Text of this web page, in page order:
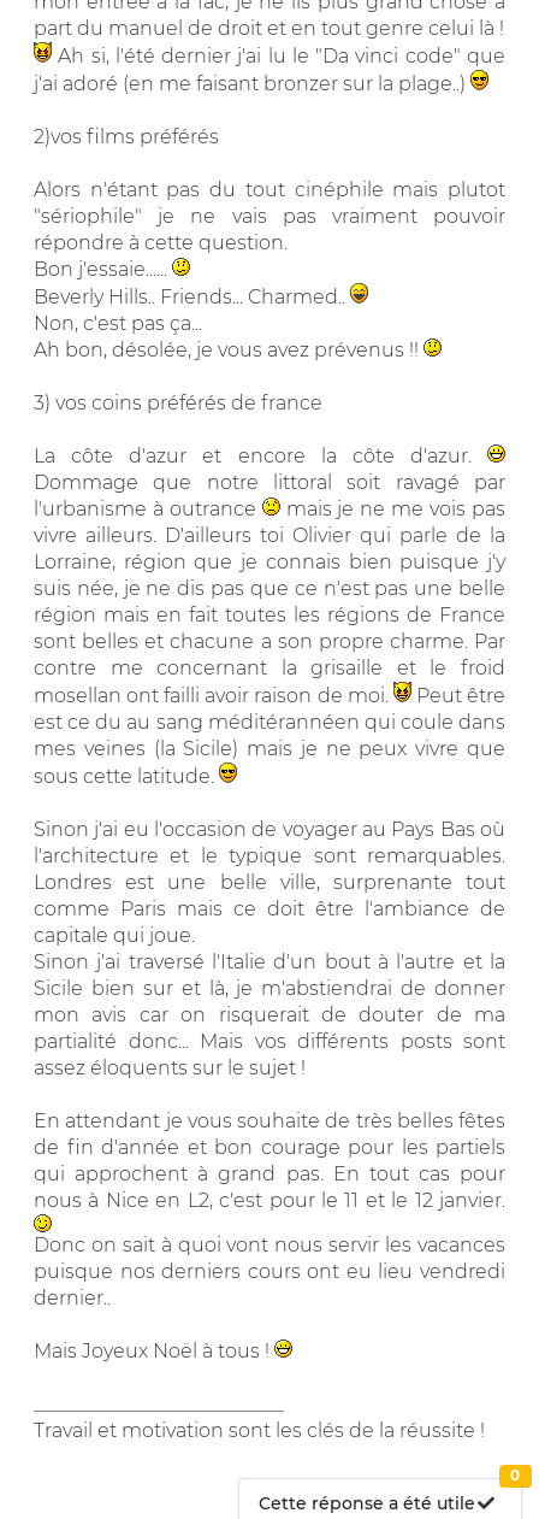
part du manuel de droit et en tout genre celui là !
Ah si, l'été dernier j'ai lu le "Da vinci code" que
j'ai adoré (en me faisant bronzer sur la plage..)
2)vos films préférés
Alors n'étant pas du tout cinéphile mais plutot
"sériophile" je ne vais pas vraiment pouvoir
répondre à cette question.
Bon j'essaie......
Beverly Hills.. Friends... Charmed..
Non, c'est pas ça...
Ah bon, désolée, je vous avez prévenus !!
3) vos coins préférés de france
La côte d'azur et encore la côte d'azur.
Dommage que notre littoral soit ravagé par
l'urbanisme à outrance
mais je ne me vois pas
vivre ailleurs. D'ailleurs toi Olivier qui parle de la
Lorraine, région que je connais bien puisque j'y
suis née, je ne dis pas que ce n'est pas une belle
région mais en fait toutes les régions de France
sont belles et chacune a son propre charme. Par
contre me concernant la grisaille et le froid
mosellan ont failli avoir raison de moi.
Peut être
est ce du au sang méditérannéen qui coule dans
mes veines (la Sicile) mais je ne peux vivre que
sous cette latitude.
Sinon j'ai eu l'occasion de voyager au Pays Bas où
l'architecture et le typique sont remarquables.
Londres est une belle ville, surprenante tout
comme Paris mais ce doit être l'ambiance de
capitale qui joue.
Sinon j'ai traversé l'Italie d'un bout à l'autre et la
Sicile bien sur et là, je m'abstiendrai de donner
mon avis car on risquerait de douter de ma
partialité donc... Mais vos différents posts sont
assez éloquents sur le sujet !
En attendant je vous souhaite de très belles fêtes
de fin d'année et bon courage pour les partiels
qui approchent à grand pas. En tout cas pour
nous à Nice en L2, c'est pour le 11 et le 12 janvier.
Donc on sait à quoi vont nous servir les vacances
puisque nos derniers cours ont eu lieu vendredi
dernier..
Mais Joyeux Noël à tous !
Travail et motivation sont les clés de la réussite !
Cette réponse a été utile
0